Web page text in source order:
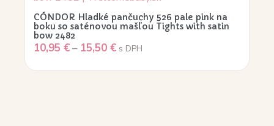
CÓNDOR Hladké pančuchy 526 pale pink na
boku so saténovou mašľou Tights with satin
bow 2482
10,95 €– 15,50 € s DPH